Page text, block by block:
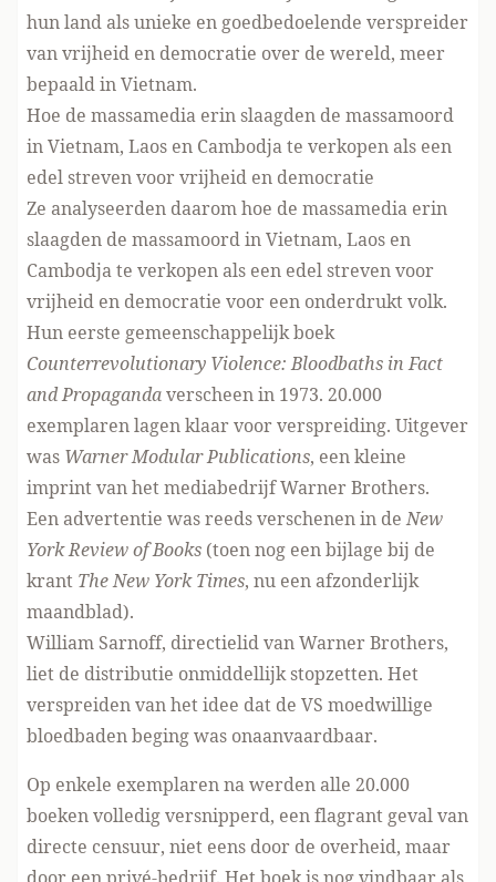
hun land als unieke en goedbedoelende verspreider
van vrijheid en democratie over de wereld, meer
bepaald in Vietnam.
Hoe de massamedia erin slaagden de massamoord
in Vietnam, Laos en Cambodja te verkopen als een
edel streven voor vrijheid en democratie
Ze analyseerden daarom hoe de massamedia erin
slaagden de massamoord in Vietnam, Laos en
Cambodja te verkopen als een edel streven voor
vrijheid en democratie voor een onderdrukt volk.
Hun eerste gemeenschappelijk boek
Counterrevolutionary Violence: Bloodbaths in Fact
and Propagandaverscheen in 1973. 20.000
exemplaren lagen klaar voor verspreiding. Uitgever
was Warner Modular Publications, een kleine
imprint van het mediabedrijf Warner Brothers.
Een advertentie was reeds verschenen in deNew
York Review of Books (toen nog een bijlage bij de
krant The New York Times, nu een afzonderlijk
maandblad).
William Sarnoff, directielid van Warner Brothers,
liet de distributie onmiddellijk stopzetten. Het
verspreiden van het idee dat de VS moedwillige
bloedbaden beging was onaanvaardbaar.
Op enkele exemplaren na werden alle 20.000
boeken volledig versnipperd, een flagrant geval van
directe censuur, niet eens door de overheid, maar